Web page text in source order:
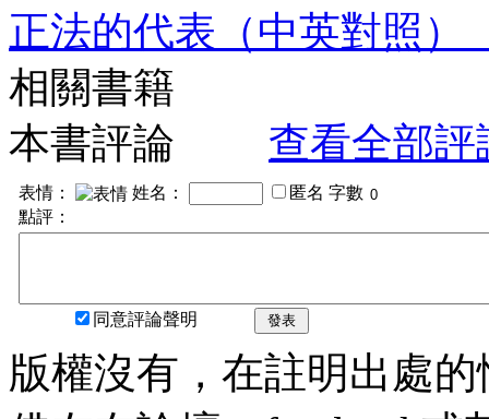
正法的代表（中英對照
相關書籍
本書評論
查看全部評
表情： 姓名： 匿名 字數
點評：
同意評論聲明 發表
版權沒有，在註明出處